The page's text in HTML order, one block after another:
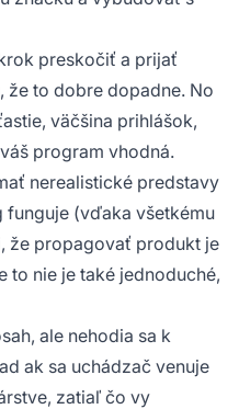
preskočiť a prijať
že to dobre dopadne. No
väčšina prihlášok,
program vhodná.
nerealistické predstavy
funguje (vďaka všetkému
že propagovať produkt je
to nie je také jednoduché,
ale nehodia sa k
ak sa uchádzač venuje
zatiaľ čo vy